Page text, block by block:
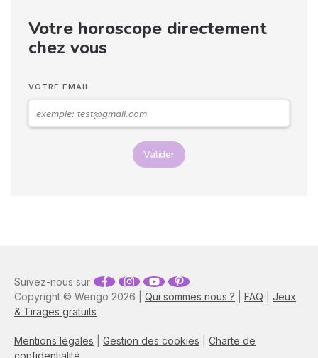
langage corporel, vous
pouvez déchiffrer ses
Votre horoscope directement
chez vous
VOTRE EMAIL
Valider
Copyright © Wengo 2026 | Qui sommes nous ? FAQ
Jeux
& Tirages gratuits
Mentions légales Gestion des cookies
Charte de
confidentialité
Suivez-nous sur